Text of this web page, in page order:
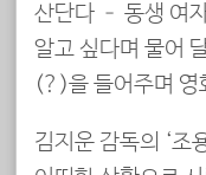
산단다 – 동생 여
알고 싶다며 물어
(?)을 들어주며 영
김지운 감독의 ‘조